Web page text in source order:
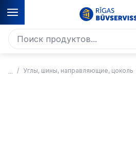
Углы, шины, направляющие, цоколь